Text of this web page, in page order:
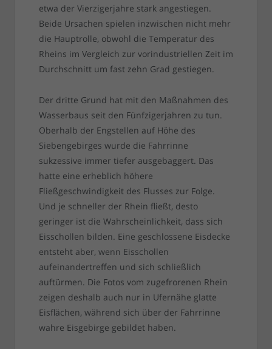
etwa der Vierzigerjahre stark angestiegen.
Beide Ursachen spielen inzwischen nicht mehr
die Hauptrolle, obwohl die Temperatur des
Rheins im Vergleich zur vorindustriellen Zeit im
Durchschnitt um fast zehn Grad gestiegen.
Der dritte Grund hat mit den Maßnahmen des
Wasserbaus seit den Fünfzigerjahren zu tun.
Oberhalb der Engstellen auf Höhe des
Siebengebirges wurde die Fahrrinne
sukzessive immer tiefer ausgebaggert. Das
hatte eine erheblich höhere
Fließgeschwindigkeit des Flusses zur Folge.
Und je schneller der Rhein fließt, desto
geringer ist die Wahrscheinlichkeit, dass sich
Eisschollen bilden. Eine geschlossene Eisdecke
entsteht aber, wenn Eisschollen
aufeinandertreffen und sich schließlich
auftürmen. Die Fotos vom zugefrorenen Rhein
zeigen deshalb auch nur in Ufernähe glatte
Eisflächen, während sich über der Fahrrinne
wahre Eisgebirge gebildet haben.